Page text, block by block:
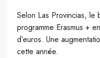
Selon Las Provincias, le
programme Erasmus +
d’euros. Une
cette année.